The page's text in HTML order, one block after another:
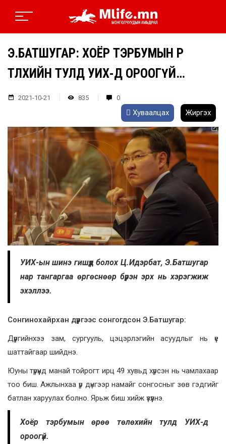
Э.БАТШУГАР: ХОЁР ТЭРБУМЫН ӨРӨӨ
ТӨЛӨХИЙН ТУЛД УИХ-Д ОРООГҮЙ…
2021-10-21 835 0
Хуваалцах Жиргэх
УИХ-ын шинэ гишүүд болох Ц.Идэрбат, Э.Батшугар
нар тангаргаа өргөснөөр бүрэн эрх нь хэрэгжиж
эхэллээ.
Сонгинохайрхан дүүргээс сонгогдсон Э.Батшугар:
Дүүргийнхээ зам, сургууль, цэцэрлэгийн асуудлыг нь үе
шаттайгаар шийднэ.
Юуны түрүүнд манай тойрогт ирц 49 хувьд хүрсэн нь чамлахаар
тоо биш. Ажлынхаа үр дүнгээр намайг сонгосныг зөв гэдгийг
батлан харуулах болно. Ярьж биш хийж үзүүлнэ.
Хоёр тэрбумын өрөө төлөхийн тулд УИХ-д
ороогүй.